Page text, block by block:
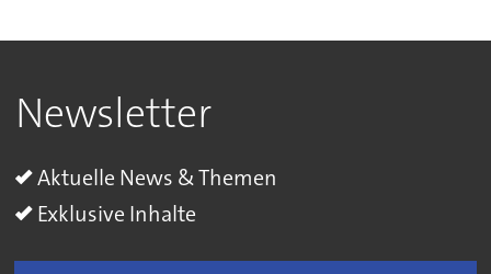
Newsletter
Aktuelle News & Themen
Exklusive Inhalte